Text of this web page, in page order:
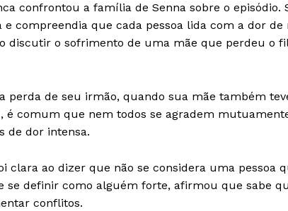
confrontou a família de Senna sobre o episódio.
compreendia que cada pessoa lida com a dor de
discutir o sofrimento de uma mãe que perdeu o
perda de seu irmão, quando sua mãe também
é comum que nem todos se agradem
de dor intensa.
clara ao dizer que não se considera uma pessoa
se definir como alguém forte, afirmou que sabe
conflitos.